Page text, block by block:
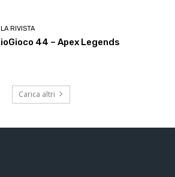
LA RIVISTA
ioGioco 44 – Apex Legends
Carica altri